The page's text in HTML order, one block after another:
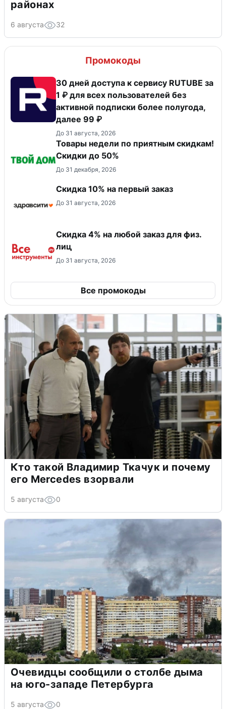
районах
6 августа 32
Промокоды
30 дней доступа к сервису RUTUBE за
1 ₽ для всех пользователей без
активной подписки более полугода,
далее 99 ₽
До 31 августа, 2026
Товары недели по приятным скидкам!
Скидки до 50%
До 31 декабря, 2026
Скидка 10% на первый заказ
До 31 августа, 2026
Скидка 4% на любой заказ для физ.
лиц
До 31 августа, 2026
Все промокоды
Кто такой Владимир Ткачук и почему
его Mercedes взорвали
5 августа 0
Очевидцы сообщили о столбе дыма
на юго-западе Петербурга
5 августа 0